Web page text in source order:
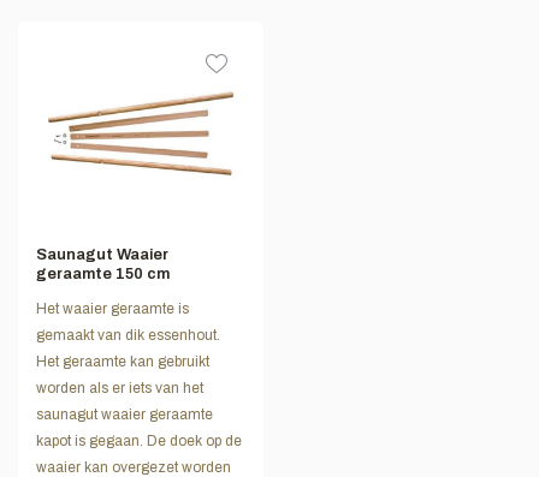
Saunagut Waaier
geraamte 150 cm
Het waaier geraamte is
gemaakt van dik essenhout.
Het geraamte kan gebruikt
worden als er iets van het
saunagut waaier geraamte
kapot is gegaan. De doek op de
waaier kan overgezet worden